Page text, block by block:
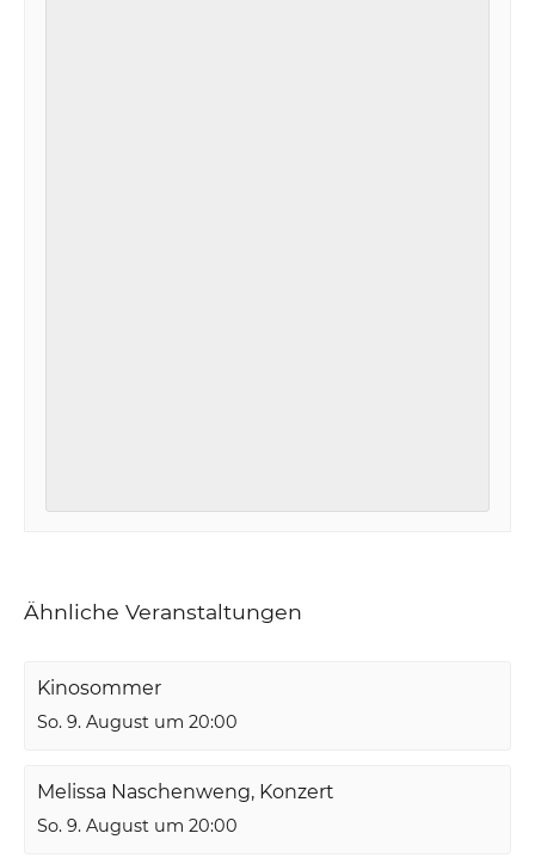
Ähnliche Veranstaltungen
Kinosommer
So. 9. August um 20:00
Melissa Naschenweng, Konzert
So. 9. August um 20:00